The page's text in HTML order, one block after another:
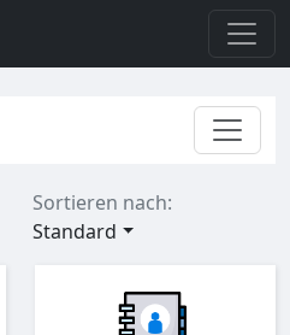
Sortieren nach:
Standard